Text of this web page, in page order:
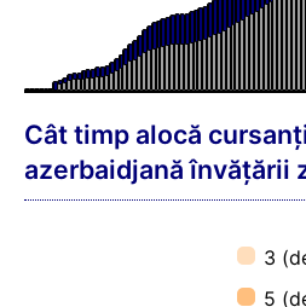
Cât timp alocă
azerbaidjană învățării
3
5